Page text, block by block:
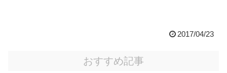
2017/04/23
おすすめ記事